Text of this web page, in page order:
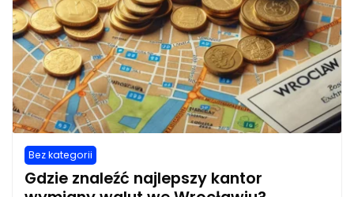
Bez kategorii
Gdzie znaleźć najlepszy kantor